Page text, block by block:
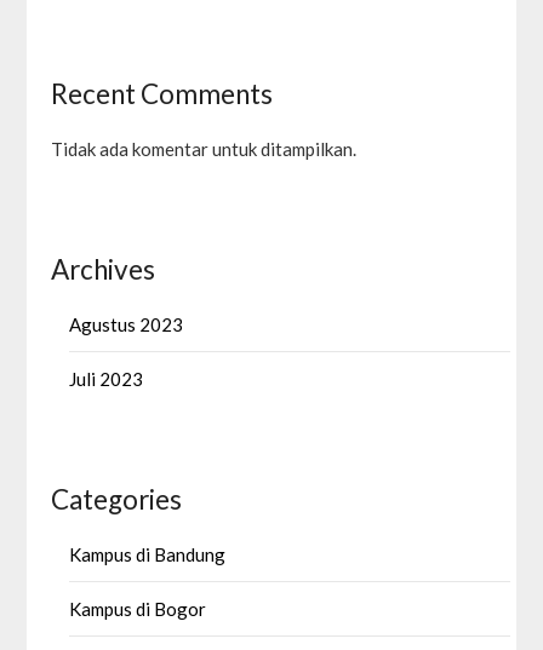
Recent Comments
Tidak ada komentar untuk ditampilkan.
Archives
Agustus 2023
Juli 2023
Categories
Kampus di Bandung
Kampus di Bogor